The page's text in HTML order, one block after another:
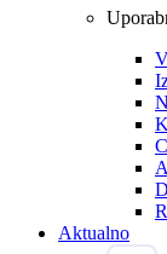
Aktualno